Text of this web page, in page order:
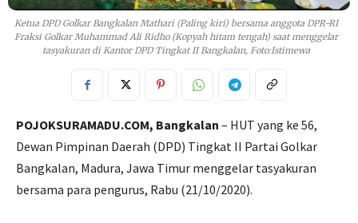
Ketua DPD Golkar Bangkalan Mathari (Paling kiri) bersama anggota DPR-RI
Fraksi Golkar Muhammad Ali Ridho (Kopyah hitam tengah) saat menggelar
tasyakuran di Kantor DPD Tingkat II Bangkalan, Foto:Istimewa
POJOKSURAMADU.COM, Bangkalan – HUT yang ke 56,
Dewan Pimpinan Daerah (DPD) Tingkat II Partai Golkar
Bangkalan, Madura, Jawa Timur menggelar tasyakuran
bersama para pengurus, Rabu (21/10/2020).